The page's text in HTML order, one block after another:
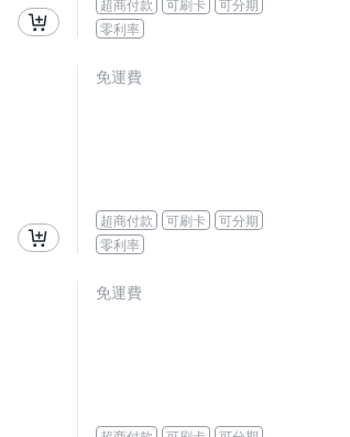
超商付款 可刷卡
可分期
零利率
免運費
超商付款 可刷卡
可分期
零利率
免運費